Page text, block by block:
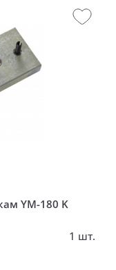
YM-180 K
1 шт.